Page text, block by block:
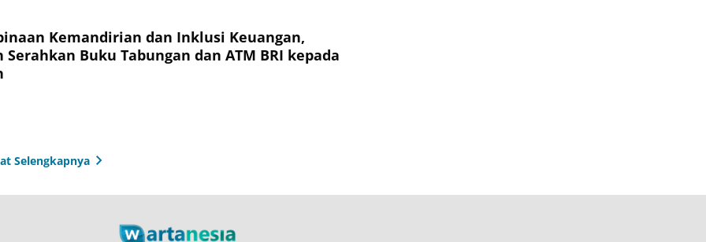
Kemandirian dan Inklusi Keuangan,
Serahkan Buku Tabungan dan ATM BRI kepada
Selengkapnya